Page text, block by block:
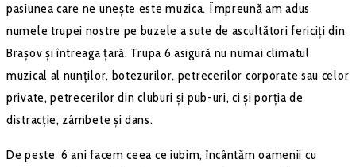
pasiunea care ne unește este muzica. Împreună am adus
numele trupei nostre pe buzele a sute de ascultători fericiți din
Brașov și întreaga țară. Trupa 6 asigură nu numai climatul
muzical al nunților, botezurilor, petrecerilor corporate sau celor
private, petrecerilor din cluburi și pub-uri, ci și porția de
distracție, zâmbete și dans.
De peste 6 ani facem ceea ce iubim, încântăm oamenii cu